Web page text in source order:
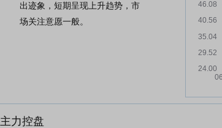
出迹象，短期呈现上升趋势，市
场关注意愿一般。
主力控盘